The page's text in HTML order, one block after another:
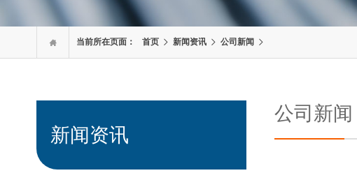
 当前所在页面： 首页 新闻资讯 公司新闻
新闻资讯
公司新闻